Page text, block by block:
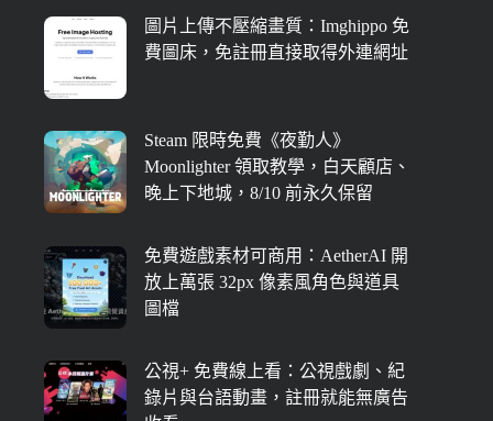
圖片上傳不壓縮畫質：Imghippo 免
費圖床，免註冊直接取得外連網址
Steam 限時免費《夜勤人》
Moonlighter 領取教學，白天顧店、
晚上下地城，8/10 前永久保留
免費遊戲素材可商用：AetherAI 開
放上萬張 32px 像素風角色與道具
圖檔
公視+ 免費線上看：公視戲劇、紀
錄片與台語動畫，註冊就能無廣告